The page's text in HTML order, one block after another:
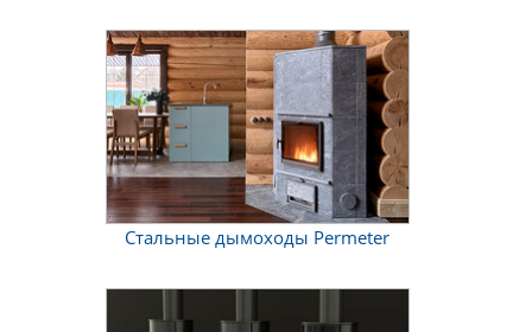
Стальные дымоходы Permeter